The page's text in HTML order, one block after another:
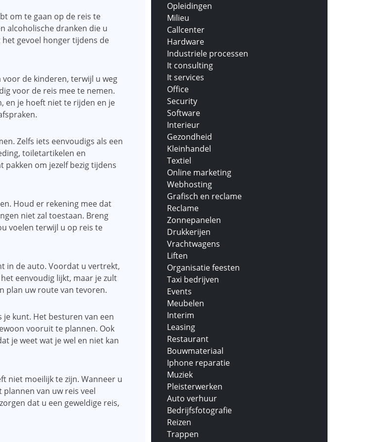
om te gaan op de reis te
alcoholische dranken die u
gevoel honger tijdens de
voor de kinderen, terwijl u weg
voor de reis mee te nemen.
en je hoeft niet te rijden en je
Zelfs iets eenvoudigs als een
toiletartikelen en
om jezelf bezig tijdens
Houd er rekening mee dat
niet zal toestaan. Breng
voelen terwijl u op reis te
in de auto. Voordat u vertrekt,
eenvoudig lijkt, maar je zult
plan uw route van tevoren.
kunt. Het besturen van een
vooruit te plannen. Ook
je weet wat je wel en niet kan
niet moeilijk te zijn. Wanneer u
van uw reis veel
dat u een geweldige reis,
Opleidingen
Milieu
Callcenter
Hardware
Industriele processen
It consulting
It services
Office
Security
Software
Interieur
Gezondheid
Kleinhandel
Textiel
Online marketing
Webhosting
Grafisch en reclame
Reclame
Zonnepanelen
Drukkerijen
Vrachtwagens
Liften
Organisatie feesten
Taxi bedrijven
Events
Meubelen
Interim
Leasing
Restaurant
Bouwmateriaal
Iphone reparatie
Muziek
Pleisterwerken
Auto verhuur
Bedrijfsfotografie
Reizen
Trappen